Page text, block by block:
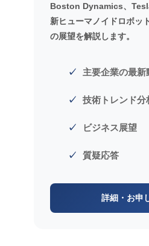
Boston Dynamics、
新ヒューマノイドロボッ
の展望を解説します。
主要企業の最新
技術トレンド分
ビジネス展望
質疑応答
詳細・お申